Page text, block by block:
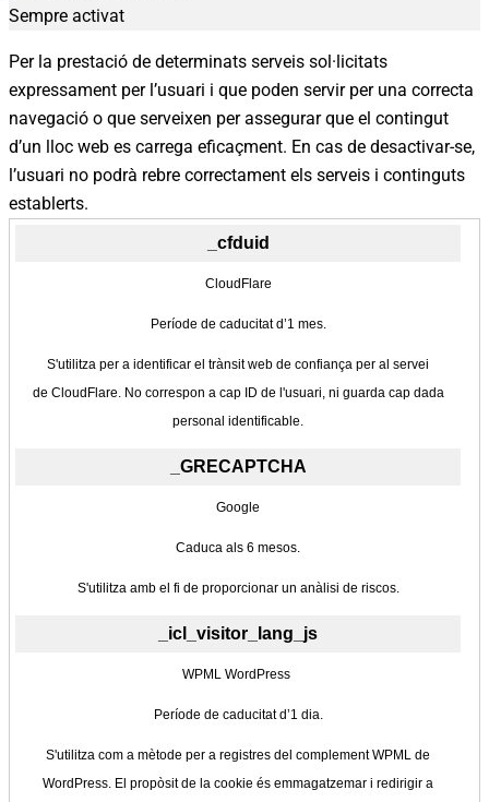
privadesa
les
cookies
Sempre activat
Per la prestació de determinats serveis sol·licitats
expressament per l’usuari i que poden servir per una correcta
navegació o que serveixen per assegurar que el contingut
d’un lloc web es carrega eficaçment. En cas de desactivar-se,
l’usuari no podrà rebre correctament els serveis i continguts
establerts.
_cfduid
CloudFlare
Període de caducitat d’1 mes.
S'utilitza per a identificar el trànsit web de confiança per al servei
de CloudFlare. No correspon a cap ID de l'usuari, ni guarda cap dada
personal identificable.
_GRECAPTCHA
Google
Caduca als 6 mesos.
S'utilitza amb el fi de proporcionar un anàlisi de riscos.
_icl_visitor_lang_js
WPML WordPress
Període de caducitat d’1 dia.
S'utilitza com a mètode per a registres del complement WPML de
WordPress. El propòsit de la cookie és emmagatzemar i redirigir a